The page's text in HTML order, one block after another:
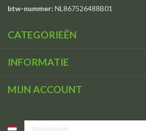
btw-nummer: NL867526488B01
CATEGORIEËN
INFORMATIE
MIJN ACCOUNT